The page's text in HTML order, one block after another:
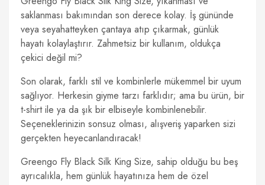
saklanması bakımından son derece kolay. İş gününde
veya seyahatteyken çantaya atıp çıkarmak, günlük
hayatı kolaylaştırır. Zahmetsiz bir kullanım, oldukça
çekici değil mi?
Son olarak, farklı stil ve kombinlerle mükemmel bir uyum
sağlıyor. Herkesin giyme tarzı farklıdır; ama bu ürün, bir
t-shirt ile ya da şık bir elbiseyle kombinlenebilir.
Seçeneklerinizin sonsuz olması, alışveriş yaparken sizi
gerçekten heyecanlandıracak!
Greengo Fly Black Silk King Size, sahip olduğu bu beş
ayrıcalıkla, hem günlük hayatınıza hem de özel